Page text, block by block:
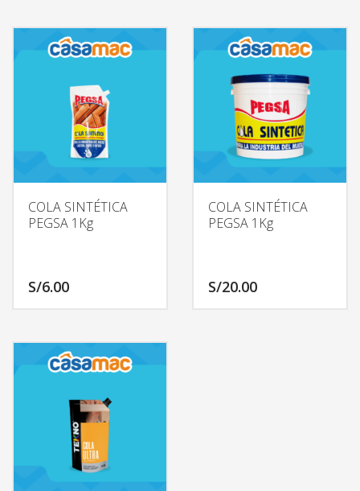
COLA SINTÉTICA
PEGSA 1Kg
S/6.00
COLA SINTÉTICA
PEGSA 1Kg
S/20.00